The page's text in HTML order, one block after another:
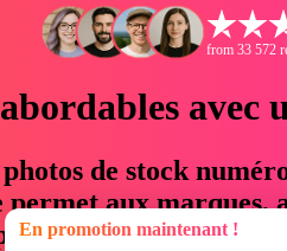
from 33 572
avec
de stock
aux marques,
En promotion maintenant !